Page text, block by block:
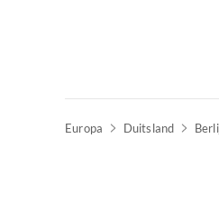
Europa Duitsland